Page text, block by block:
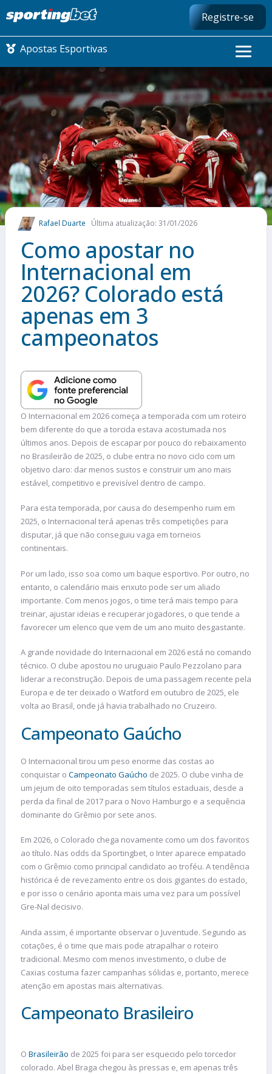
Registre-se
Apostas Esportivas
CONMEBOL LIBERTADORES
FUTEBOL NACIONAL
FUTEBOL INTERNACIONAL
COMO APOSTAR
MAIS ESPORTES
Rafael Duarte Última atualização: 31/01/2026
Como apostar no
Internacional em
2026? Colorado está
apenas em 3
campeonatos
O Internacional em 2026 começa a temporada com um roteiro
bem diferente do que a torcida estava acostumada nos
últimos anos. Depois de escapar por pouco do rebaixamento
no Brasileirão de 2025, o clube entra no novo ciclo com um
objetivo claro: dar menos sustos e construir um ano mais
estável, competitivo e previsível dentro de campo.
Para esta temporada, por causa do desempenho ruim em
2025, o Internacional terá apenas três competições para
disputar, já que não conseguiu vaga em torneios
continentais.
Por um lado, isso soa como um baque esportivo. Por outro, no
entanto, o calendário mais enxuto pode ser um aliado
importante. Com menos jogos, o time terá mais tempo para
treinar, ajustar ideias e recuperar jogadores, o que tende a
favorecer um elenco que vem de um ano muito desgastante.
A grande novidade do Internacional em 2026 está no comando
técnico. O clube apostou no uruguaio Paulo Pezzolano para
liderar a reconstrução. Depois de uma passagem recente pela
Europa e de ter deixado o Watford em outubro de 2025, ele
volta ao Brasil, onde já havia trabalhado no Cruzeiro.
Campeonato Gaúcho
O Internacional tirou um peso enorme das costas ao
conquistar o Campeonato Gaúcho de 2025. O clube vinha de
um jejum de oito temporadas sem títulos estaduais, desde a
perda da final de 2017 para o Novo Hamburgo e a sequência
dominante do Grêmio por sete anos.
Em 2026, o Colorado chega novamente como um dos favoritos
ao título. Nas odds da Sportingbet, o Inter aparece empatado
com o Grêmio como principal candidato ao troféu. A tendência
histórica é de revezamento entre os dois gigantes do estado,
e por isso o cenário aponta mais uma vez para um possível
Gre-Nal decisivo.
Ainda assim, é importante observar o Juventude. Segundo as
cotações, é o time que mais pode atrapalhar o roteiro
tradicional. Mesmo com menos investimento, o clube de
Caxias costuma fazer campanhas sólidas e, portanto, merece
atenção em apostas mais alternativas.
Campeonato Brasileiro
O Brasileirão de 2025 foi para ser esquecido pelo torcedor
colorado. Abel Braga chegou às pressas e, em apenas três